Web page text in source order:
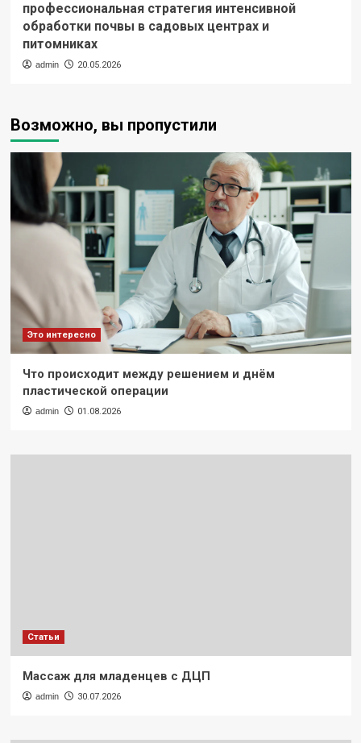
профессиональная стратегия интенсивной
обработки почвы в садовых центрах и
питомниках
admin 20.05.2026
Возможно, вы пропустили
Это интересно
Что происходит между решением и днём
пластической операции
admin 01.08.2026
Статьи
Массаж для младенцев с ДЦП
admin 30.07.2026